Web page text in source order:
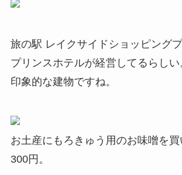
旅の駅 レイクサイドショッピングプ
プリンスホテルが経営してるらしい
印象的な建物ですね。
お土産にもろきゅう用のお味噌を買
300円。